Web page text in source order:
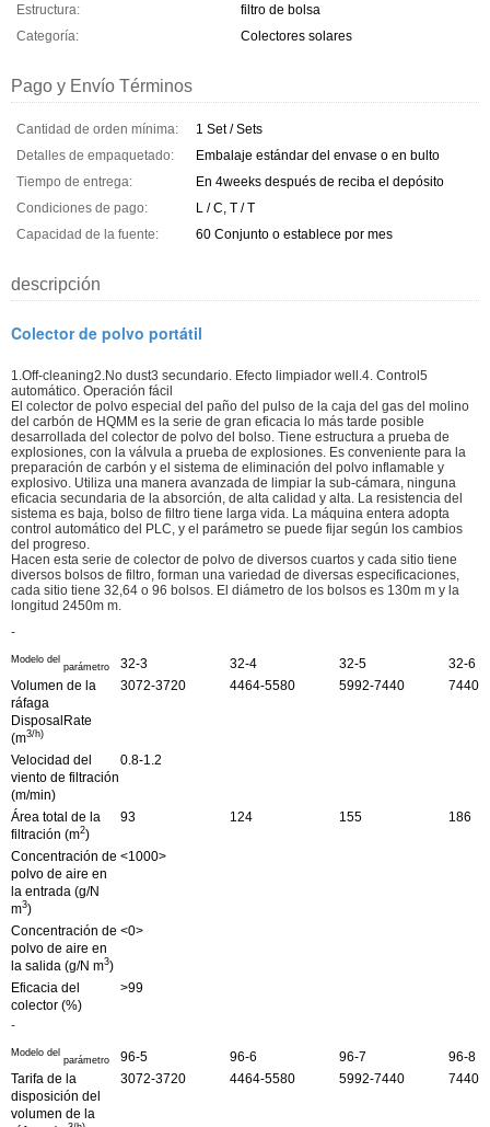
Estructura:
filtro de bolsa
Categoría:
Colectores solares
Pago y Envío Términos
Cantidad de orden mínima:
1 Set / Sets
Detalles de empaquetado:
Embalaje estándar del envase o en bulto
Tiempo de entrega:
En 4weeks después de reciba el depósito
Condiciones de pago:
L / C, T / T
Capacidad de la fuente:
60 Conjunto o establece por mes
descripción
Colector de polvo portátil
1.Off-cleaning2.No dust3 secundario. Efecto limpiador well.4. Control5
automático. Operación fácil
El colector de polvo especial del paño del pulso de la caja del gas del molino
del carbón de HQMM es la serie de gran eficacia lo más tarde posible
desarrollada del colector de polvo del bolso. Tiene estructura a prueba de
explosiones, con la válvula a prueba de explosiones. Es conveniente para la
preparación de carbón y el sistema de eliminación del polvo inflamable y
explosivo. Utiliza una manera avanzada de limpiar la sub-cámara, ninguna
eficacia secundaria de la absorción, de alta calidad y alta. La resistencia del
sistema es baja, bolso de filtro tiene larga vida. La máquina entera adopta
control automático del PLC, y el parámetro se puede fijar según los cambios
del progreso.
Hacen esta serie de colector de polvo de diversos cuartos y cada sitio tiene
diversos bolsos de filtro, forman una variedad de diversas especificaciones,
cada sitio tiene 32,64 o 96 bolsos. El diámetro de los bolsos es 130m m y la
longitud 2450m m.
-
Modelo del
parámetro 32-3 32-4 32-5
32-6
Volumen de la
ráfaga
DisposalRate
(m3/h)
3072-3720 4464-5580 5992-7440 7440-
Velocidad del
viento de filtración
(m/min)
0.8-1.2
Área total de la
filtración (m2)
93 124 155 186
Concentración de
polvo de aire en
la entrada (g/N
m3)
<1000>
Concentración de
polvo de aire en
la salida (g/N m3)
<0>
Eficacia del
colector (%)
>99
-
Modelo del
parámetro 96-5 96-6 96-7
96-8
Tarifa de la
disposición del
volumen de la
3072-3720 4464-5580 5992-7440 7440-